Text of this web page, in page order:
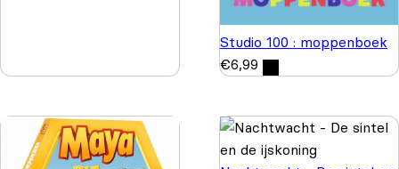
Studio 100 : moppenboek
€6,99